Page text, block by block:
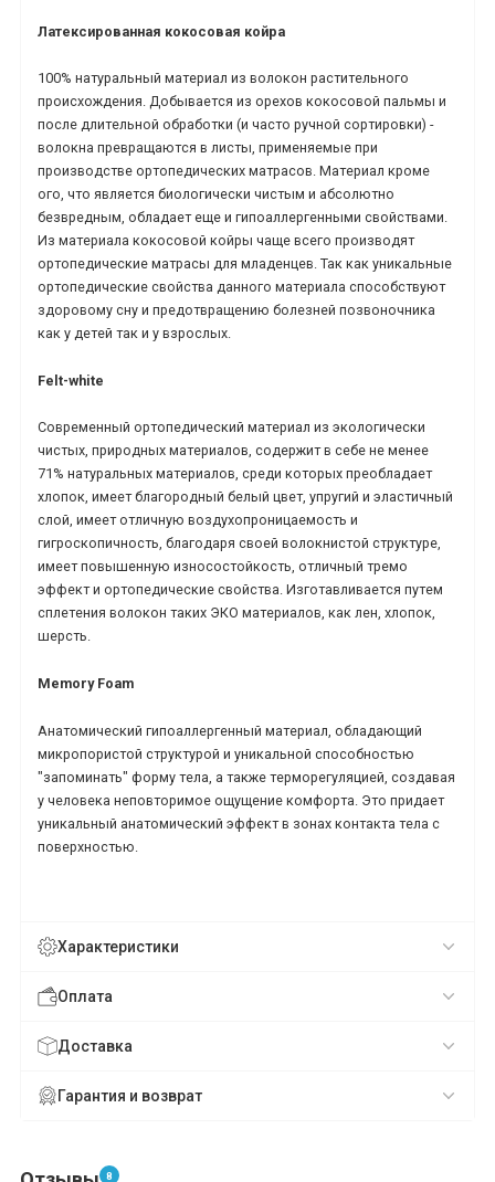
Латексированная кокосовая койра
100% натуральный материал из волокон растительного
происхождения. Добывается из орехов кокосовой пальмы и
после длительной обработки (и часто ручной сортировки) -
волокна превращаются в листы, применяемые при
производстве ортопедических матрасов. Материал кроме
ого, что является биологически чистым и абсолютно
безвредным, обладает еще и гипоаллергенными свойствами.
Из материала кокосовой койры чаще всего производят
ортопедические матрасы для младенцев. Так как уникальные
ортопедические свойства данного материала способствуют
здоровому сну и предотвращению болезней позвоночника
как у детей так и у взрослых.
Felt-white
Современный ортопедический материал из экологически
чистых, природных материалов, содержит в себе не менее
71% натуральных материалов, среди которых преобладает
хлопок, имеет благородный белый цвет, упругий и эластичный
слой, имеет отличную воздухопроницаемость и
гигроскопичность, благодаря своей волокнистой структуре,
имеет повышенную износостойкость, отличный тремо
эффект и ортопедические свойства. Изготавливается путем
сплетения волокон таких ЭКО материалов, как лен, хлопок,
шерсть.
Memory Foam
Анатомический гипоаллергенный материал, обладающий
микропористой структурой и уникальной способностью
"запоминать" форму тела, а также терморегуляцией, создавая
у человека неповторимое ощущение комфорта. Это придает
уникальный анатомический эффект в зонах контакта тела с
поверхностью.
Характеристики
Оплата
Доставка
Гарантия и возврат
8